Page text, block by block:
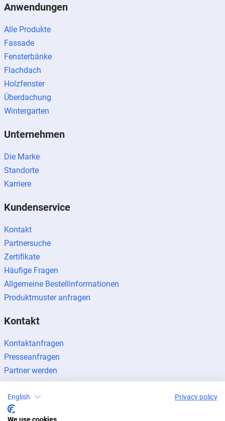
Anwendungen
Alle Produkte
Fassade
Fensterbänke
Flachdach
Holzfenster
Überdachung
Wintergarten
Unternehmen
Die Marke
Standorte
Karriere
Kundenservice
Kontakt
Partnersuche
Zertifikate
Häufige Fragen
Allgemeine Bestellinformationen
Produktmuster anfragen
Kontakt
Kontaktanfragen
Presseanfragen
Partner werden
English Privacy policy